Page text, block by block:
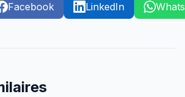
Facebook LinkedIn